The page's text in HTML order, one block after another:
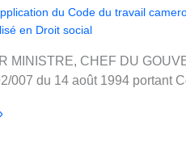
du Code du travail
en Droit social
MINISTRE, CHEF DU
007 du 14 août 1994 portant